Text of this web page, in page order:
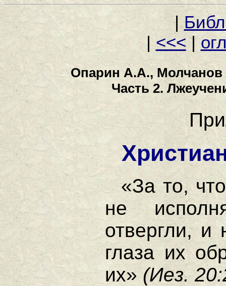
|
| <<< |
Опарин А.А.,
Часть 2.
«За то,
не
отвергли,
глаза их
их» (Иез.